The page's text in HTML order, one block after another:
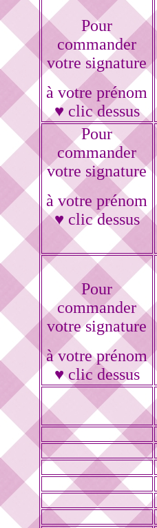
Pour
commander
votre signature
à votre prénom
♥ clic dessus
Pour
commander
votre signature
à votre prénom
♥ clic dessus
Pour
commander
votre signature
à votre prénom
♥ clic dessus